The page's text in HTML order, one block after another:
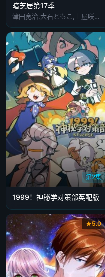
暗芝居第17季
津田宽治,大石ともこ,土屋咲登子,篠田谅,白川礼,新纳敏正,三宅美羽,中村朱里,山根馅,五郎丸莉菜,花谷聪亮,拓也,翔司
第2集
1999！神秘学对策部英配版
5.0